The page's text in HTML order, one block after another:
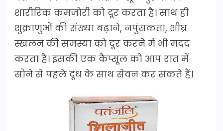
शारीरिक कमजोरी को दूर करता है। साथ ही
शुक्राणुओं की संख्या बढ़ाने, नपुंसकता, शीघ्र
स्खलन की समस्या को दूर करने में भी मदद
करता है। इसकी एक कैप्सूल को आप रात में
सोने से पहले दूध के साथ सेवन कर सकते हैं।